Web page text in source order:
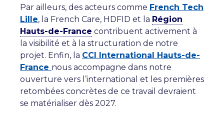
Par ailleurs, des acteurs comme French Tech
Lille, la French Care, HDFID et la Région
Hauts-de-France contribuent activement à
la visibilité et à la structuration de notre
projet. Enfin, la CCI International Hauts-de-
France nous accompagne dans notre
ouverture vers l’international et les premières
retombées concrètes de ce travail devraient
se matérialiser dès 2027.